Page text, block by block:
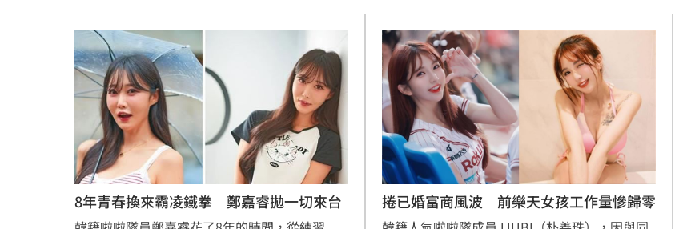
慈濟遭詐10.6億元！全款拿回解方曝
稱龍蝦咬完就吐 爆李世宗要信徒喝精油 00:43
樂天女孩淚揭往事 愛意表達障礙遭重擊 00:41
一張百萬太貴！他公開高價股買法：賺30萬 00:36
獨／海外遊學增強外語 台人夯英、美、加 00:31
8年青春換來霸凌鐵拳 鄭嘉睿拋一切來台 捲已婚富商風波 前樂天女孩工作量慘歸零